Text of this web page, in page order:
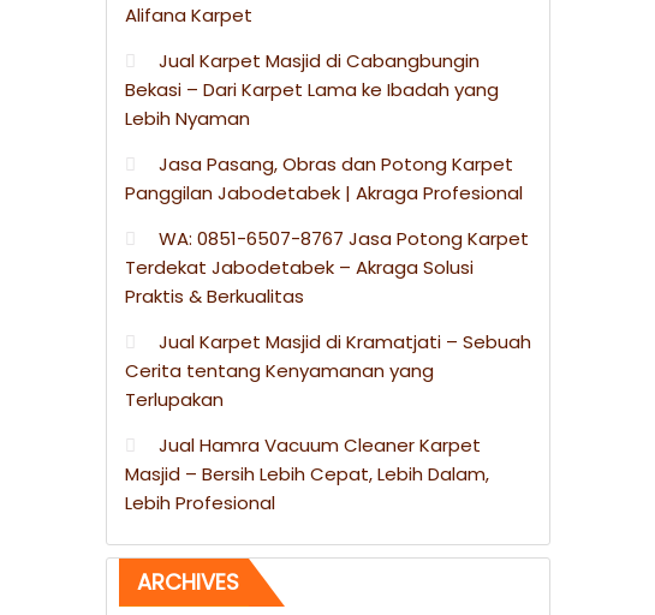
Alifana Karpet
Jual Karpet Masjid di Cabangbungin
Bekasi – Dari Karpet Lama ke Ibadah yang
Lebih Nyaman
Jasa Pasang, Obras dan Potong Karpet
Panggilan Jabodetabek | Akraga Profesional
WA: 0851-6507-8767 Jasa Potong Karpet
Terdekat Jabodetabek – Akraga Solusi
Praktis & Berkualitas
Jual Karpet Masjid di Kramatjati – Sebuah
Cerita tentang Kenyamanan yang
Terlupakan
Jual Hamra Vacuum Cleaner Karpet
Masjid – Bersih Lebih Cepat, Lebih Dalam,
Lebih Profesional
ARCHIVES